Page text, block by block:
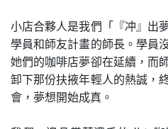
小店合夥人是我們「『冲』出
學員和師友計畫的師長。學員
她們的咖啡店夢卻在延續，而
卸下那份扶掖年輕人的熱誠，
會，夢想開始成真。